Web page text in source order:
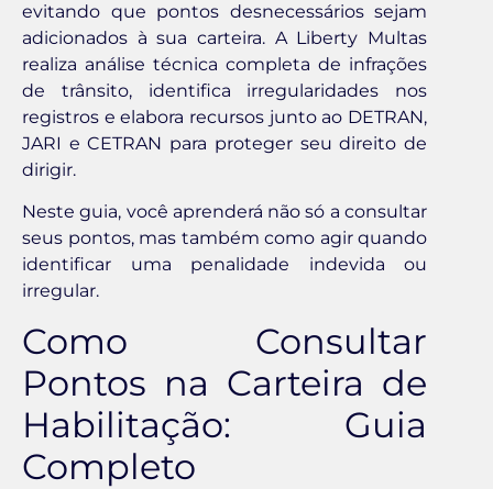
evitando que pontos desnecessários sejam
adicionados à sua carteira. A Liberty Multas
realiza análise técnica completa de infrações
de trânsito, identifica irregularidades nos
registros e elabora recursos junto ao DETRAN,
JARI e CETRAN para proteger seu direito de
dirigir.
Neste guia, você aprenderá não só a consultar
seus pontos, mas também como agir quando
identificar uma penalidade indevida ou
irregular.
Como Consultar
Pontos na Carteira de
Habilitação: Guia
Completo